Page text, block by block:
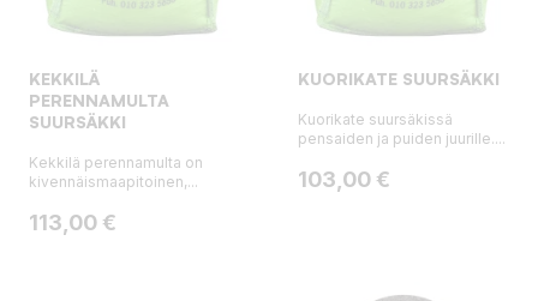
KEKKILÄ
PERENNAMULTA
SUURSÄKKI
Kekkilä perennamulta on
kivennäismaapitoinen,...
Hinta
113,00 €
KUORIKATE SUURSÄKKI
Kuorikate suursäkissä
pensaiden ja puiden juurille....
Hinta
103,00 €